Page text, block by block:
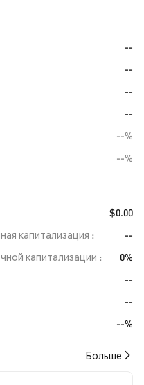
--
--
--
--
--%
--%
$0.00
капитализация
--
капитализации
0%
--
--
--%
Больше